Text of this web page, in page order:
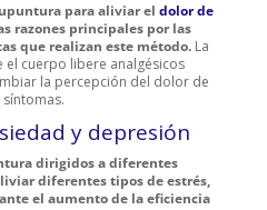
para aliviar el dolor de
razones principales por las
que realizan este método.La
el cuerpo libere analgésicos
la percepción del dolor de
y depresión
dirigidos a diferentes
diferentes tipos de estrés,
el aumento de la eficiencia